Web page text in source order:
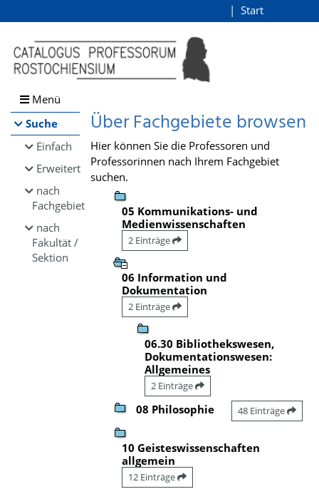
Browsen
direkt zum Inhalt
Start
Menü
Suche
Einfach
Erweitert
nach
Fachgebiet
nach
Fakultät /
Sektion
Über Fachgebiete browsen
Hier können Sie die Professoren und
Professorinnen nach Ihrem Fachgebiet
suchen.
05 Kommunikations- und
Medienwissenschaften
2 Einträge
06 Information und
Dokumentation
2 Einträge
06.30 Bibliothekswesen,
Dokumentationswesen:
Allgemeines
2 Einträge
08 Philosophie 48 Einträge
10 Geisteswissenschaften
allgemein
12 Einträge